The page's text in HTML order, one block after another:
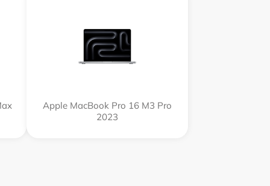
Apple MacBook Pro 16 M3 Pro
2023